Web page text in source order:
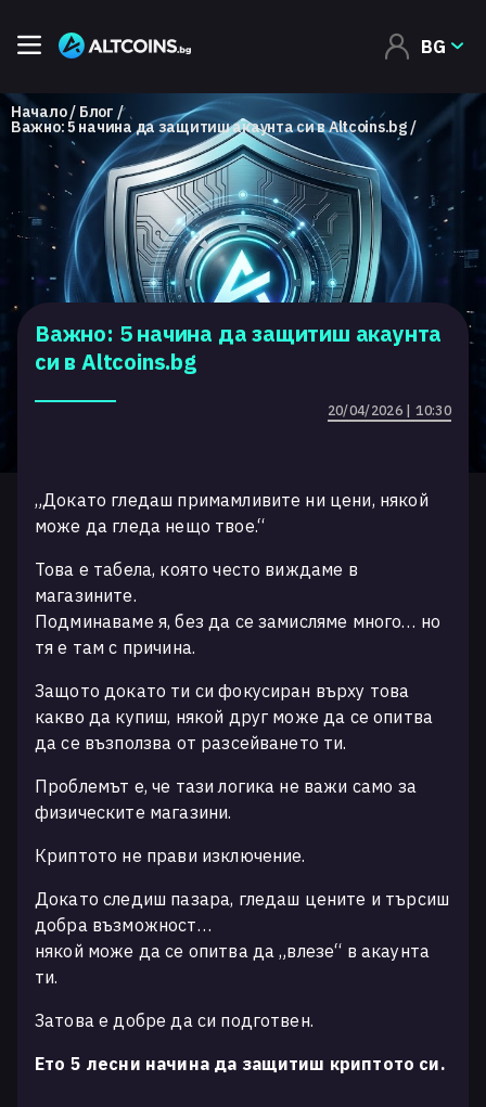
BG
Начало Блог
Важно: 5 начина да защитиш акаунта си в Altcoins.bg
Важно: 5 начина да защитиш акаунта
си в Altcoins.bg
20/04/2026 | 10:30
„Докато гледаш примамливите ни цени, някой
може да гледа нещо твое.“
Това е табела, която често виждаме в
магазините.
Подминаваме я, без да се замисляме много… но
тя е там с причина.
Защото докато ти си фокусиран върху това
какво да купиш, някой друг може да се опитва
да се възползва от разсейването ти.
Проблемът е, че тази логика не важи само за
физическите магазини.
Криптото не прави изключение.
Докато следиш пазара, гледаш цените и търсиш
добра възможност…
някой може да се опитва да „влезе“ в акаунта
ти.
Затова е добре да си подготвен.
Ето 5 лесни начина да защитиш криптото си.